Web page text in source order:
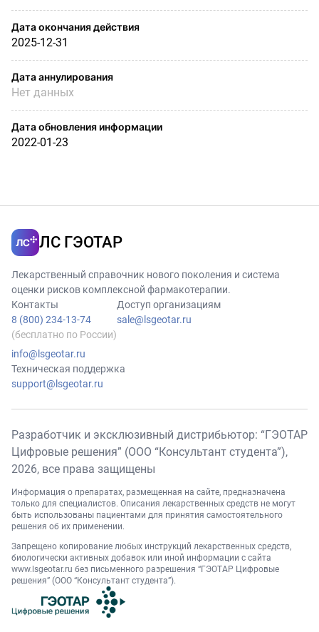
Дата окончания действия
2025-12-31
Дата аннулирования
Нет данных
Дата обновления информации
2022-01-23
ЛС ГЭОТАР
Лекарственный справочник нового поколения и система
оценки рисков комплексной фармакотерапии.
Контакты
8 (800) 234-13-74
(бесплатно по России)
info@lsgeotar.ru
Доступ организациям
sale@lsgeotar.ru
Техническая поддержка
support@lsgeotar.ru
Разработчик и эксклюзивный дистрибьютор: “ГЭОТАР
Цифровые решения” (ООО “Консультант студента”),
2026, все права защищены
Информация о препаратах, размещенная на сайте, предназначена
только для специалистов. Описания лекарственных средств не могут
быть использованы пациентами для принятия самостоятельного
решения об их применении.
Запрещено копирование любых инструкций лекарственных средств,
биологически активных добавок или иной информации с сайта
www.lsgeotar.ru без письменного разрешения “ГЭОТАР Цифровые
решения” (ООО “Консультант студента”).